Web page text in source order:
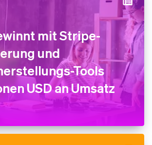
mit Stripe-
und
Tools
USD an Umsatz